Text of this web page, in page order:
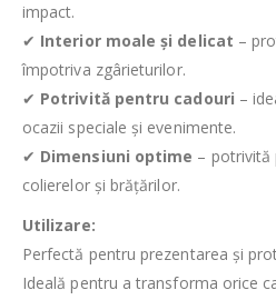
impact.
✔ Interior moale și delicat –
împotriva zgârieturilor.
✔ Potrivită pentru cadouri –
ocazii speciale și evenimente.
✔ Dimensiuni optime – potrivită
colierelor și brățărilor.
Utilizare:
Perfectă pentru prezentarea și
Ideală pentru a transforma orice